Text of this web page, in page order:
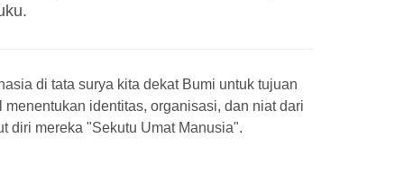
di tata surya kita dekat Bumi untuk tujuan
identitas, organisasi, dan niat dari
diri mereka "Sekutu Umat Manusia".